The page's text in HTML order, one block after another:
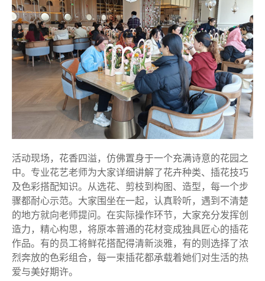
活动现场，花香四溢，仿佛置身于一个充满诗意的花园之
中。专业花艺老师为大家详细讲解了花卉种类、插花技巧
及色彩搭配知识。从选花、剪枝到构图、造型，每一个步
骤都耐心示范。大家围坐在一起，认真聆听，遇到不清楚
的地方就向老师提问。在实际操作环节，大家充分发挥创
造力，精心构思，将原本普通的花材变成独具匠心的插花
作品。有的员工将鲜花搭配得清新淡雅，有的则选择了浓
烈奔放的色彩组合，每一束插花都承载着她们对生活的热
爱与美好期许。